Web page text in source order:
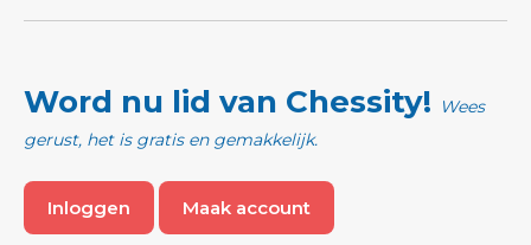
Word nu lid van Chessity!
Wees
gerust, het is gratis en gemakkelijk.
Inloggen Maak account